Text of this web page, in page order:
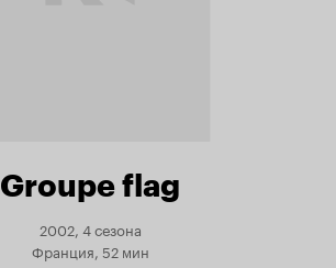
Groupe flag
2002, 4 сезона
Франция, 52 мин